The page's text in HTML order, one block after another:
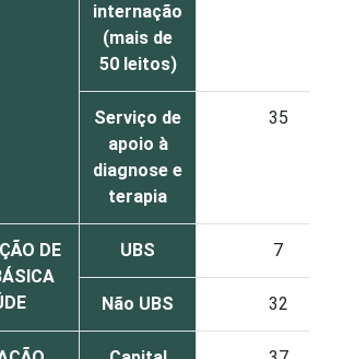
internação
(mais de
50 leitos)
Serviço de
apoio à
diagnose e
terapia
35
DE
UBS 7
Não UBS 32